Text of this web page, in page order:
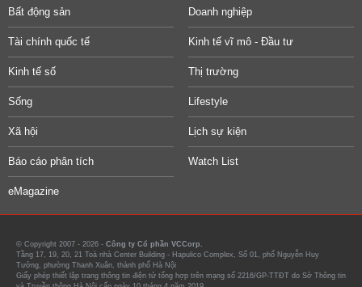
Bất động sản Doanh nghiệp
Tài chính quốc tế Kinh tế vĩ mô - Đầu tư
Kinh tế số Thị trường
Sống Lifestyle
Xã hội Lịch sự kiện
Báo cáo phân tích Watch List
eMagazine
© Copyright 2007 - 2026 - Công ty Cổ phần VCCorp.
Tầng 17, 19, 20, 21 Toà nhà Center Building - Hapulico Complex, Số 01, phố Nguyễn Huy
Tưởng, phường Thanh Xuân, thành phố Hà Nội
Giấy phép thiết lập trang thông tin điện tử tổng hợp trên mạng số 2216/GP-TTĐT do Sở Thông tin